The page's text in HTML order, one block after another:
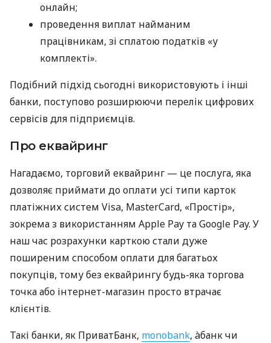
онлайн;
проведення виплат найманим
працівникам, зі сплатою податків «у
комплекті».
Подібний підхід сьогодні використовують і інші
банки, поступово розширюючи перелік цифрових
сервісів для підприємців.
Про еквайринг
Нагадаємо, торговий еквайринг — це послуга, яка
дозволяє приймати до оплати усі типи карток
платіжних систем Visa, MasterCard, «Простір»,
зокрема з використанням Apple Pay та Google Pay. У
наш час розрахунки карткою стали дуже
поширеним способом оплати для багатьох
покупців, тому без еквайрингу будь-яка торгова
точка або інтернет-магазин просто втрачає
клієнтів.
Такі банки, як ПриватБанк, monobank, àбанк чи